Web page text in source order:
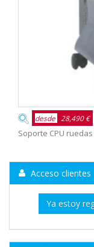
desde 28,490 €
Soporte CPU
Acceso clientes
Ya estoy